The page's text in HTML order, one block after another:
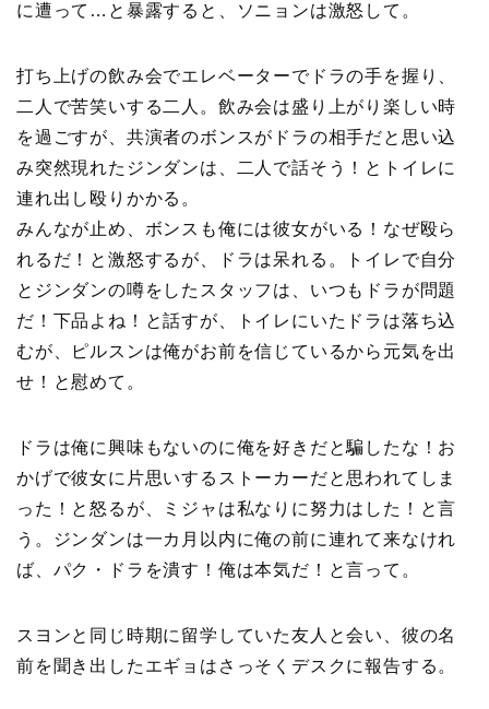
に遭って…と暴露すると、ソニョンは激怒して。
打ち上げの飲み会でエレベーターでドラの手を握り、
二人で苦笑いする二人。飲み会は盛り上がり楽しい時
を過ごすが、共演者のボンスがドラの相手だと思い込
み突然現れたジンダンは、二人で話そう！とトイレに
連れ出し殴りかかる。
みんなが止め、ボンスも俺には彼女がいる！なぜ殴ら
れるだ！と激怒するが、ドラは呆れる。トイレで自分
とジンダンの噂をしたスタッフは、いつもドラが問題
だ！下品よね！と話すが、トイレにいたドラは落ち込
むが、ピルスンは俺がお前を信じているから元気を出
せ！と慰めて。
ドラは俺に興味もないのに俺を好きだと騙したな！お
かげで彼女に片思いするストーカーだと思われてしま
った！と怒るが、ミジャは私なりに努力はした！と言
う。ジンダンは一カ月以内に俺の前に連れて来なけれ
ば、パク・ドラを潰す！俺は本気だ！と言って。
スヨンと同じ時期に留学していた友人と会い、彼の名
前を聞き出したエギョはさっそくデスクに報告する。